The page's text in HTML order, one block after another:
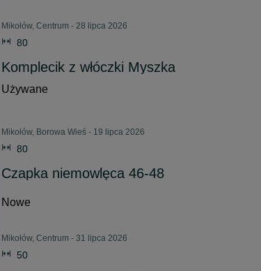
Mikołów, Centrum - 28 lipca 2026
80
Komplecik z włóczki Myszka
Używane
Mikołów, Borowa Wieś - 19 lipca 2026
80
Czapka niemowlęca 46-48
Nowe
Mikołów, Centrum - 31 lipca 2026
50